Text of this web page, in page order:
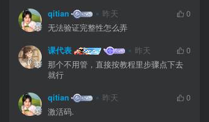
qitian 昨天
0
无法验证完整性怎么弄
课代表 昨天
0
那个不用管，直接按教程里步骤点下去
就行
qitian 昨天
0
激活码.